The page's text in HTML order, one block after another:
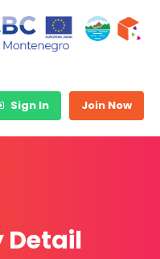
Sign In Join Now
Detail